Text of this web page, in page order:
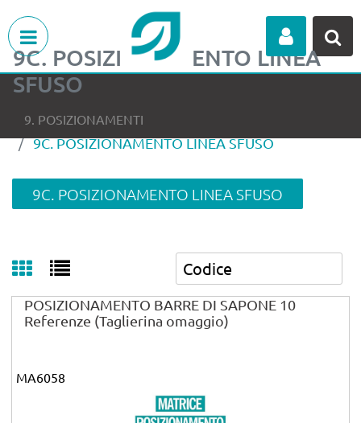
9C. POSIZIONAMENTO LINEA
SFUSO
9. POSIZIONAMENTI
9C. POSIZIONAMENTO LINEA SFUSO
9C. POSIZIONAMENTO LINEA SFUSO
POSIZIONAMENTO BARRE DI SAPONE 10
Referenze (Taglierina omaggio)
MA6058